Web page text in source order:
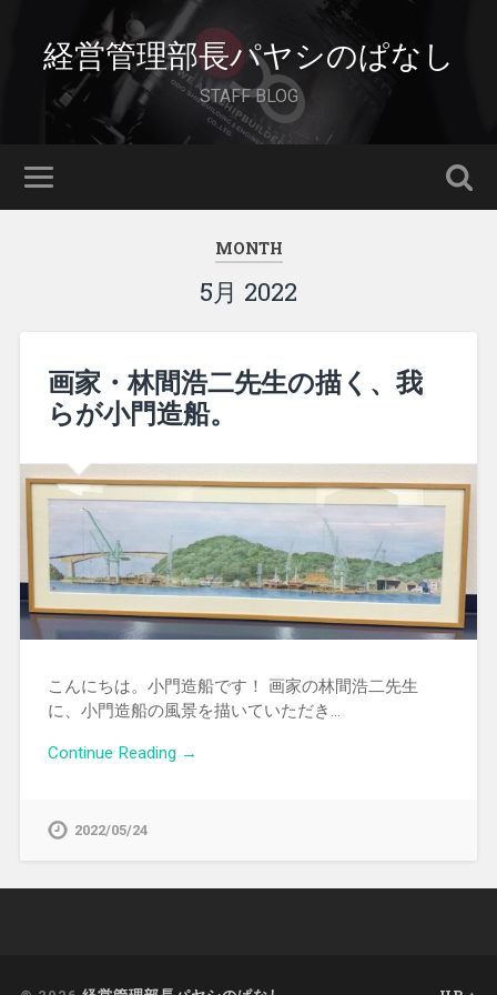
経営管理部長パヤシのぱなし
STAFF BLOG
MONTH
5月 2022
画家・林間浩二先生の描く、我
らが小門造船。
こんにちは。小門造船です！ 画家の林間浩二先生
に、小門造船の風景を描いていただき…
Continue Reading →
2022/05/24